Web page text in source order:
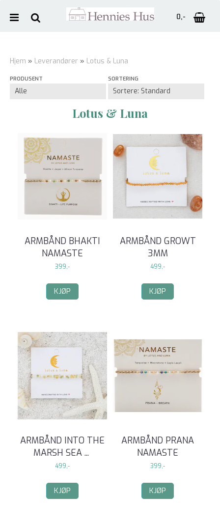
0,-
Hjem » Leverandører » Lotus & Luna
PRODUSENT SORTERING
Lotus & Luna
ARMBÅND BHAKTI
NAMASTE
399,-
KJØP
ARMBÅND GROWT
3MM
499,-
KJØP
ARMBÅND INTO THE
MARSH SEA ...
499,-
KJØP
ARMBÅND PRANA
NAMASTE
399,-
KJØP